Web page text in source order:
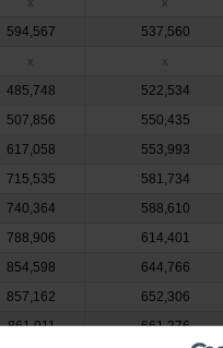
594,567
537,560
x x
485,748
522,534
507,856
550,435
617,058
553,993
715,535
581,734
740,364
588,610
788,906
614,401
854,598
644,766
857,162
652,306
861,011
661,276